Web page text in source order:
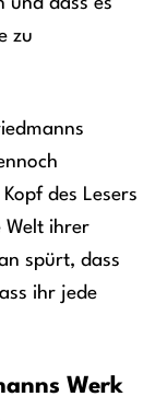
zu
des Lesers
Welt ihrer
spürt, dass
ihr jede
Werk